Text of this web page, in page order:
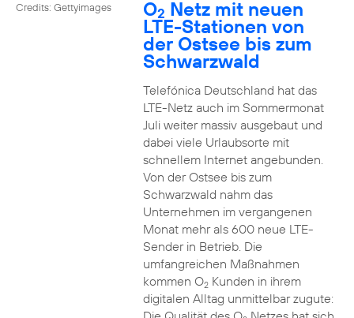
Credits: Gettyimages O2 Netz mit neuen
LTE-Stationen von
der Ostsee bis zum
Schwarzwald
Telefónica Deutschland hat das
LTE-Netz auch im Sommermonat
Juli weiter massiv ausgebaut und
dabei viele Urlaubsorte mit
schnellem Internet angebunden.
Von der Ostsee bis zum
Schwarzwald nahm das
Unternehmen im vergangenen
Monat mehr als 600 neue LTE-
Sender in Betrieb. Die
umfangreichen Maßnahmen
kommen O2Kunden in ihrem
digitalen Alltag unmittelbar zugute: